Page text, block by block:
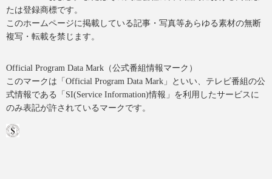
たは登録商標です。
このホームページに掲載している記事・写真等あらゆる素材の無断
複写・転載を禁じます。
Official Program Data Mark（公式番組情報マーク）
このマークは「Official Program Data Mark」といい、テレビ番組の公
式情報である「SI(Service Information)情報」を利用したサービスに
のみ表記が許されているマークです。